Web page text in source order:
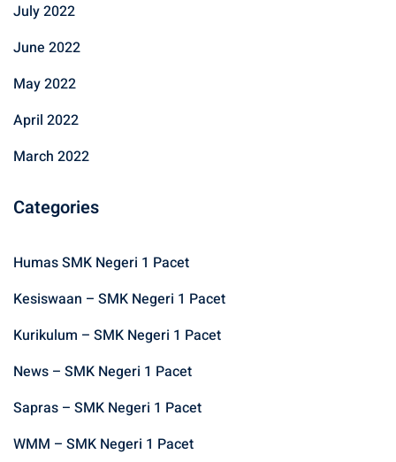
July 2022
June 2022
May 2022
April 2022
March 2022
Categories
Humas SMK Negeri 1 Pacet
Kesiswaan – SMK Negeri 1 Pacet
Kurikulum – SMK Negeri 1 Pacet
News – SMK Negeri 1 Pacet
Sapras – SMK Negeri 1 Pacet
WMM – SMK Negeri 1 Pacet